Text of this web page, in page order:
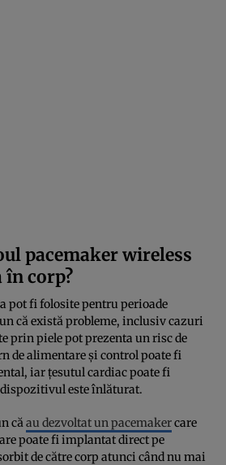
pacemaker wireless
în corp?
pot fi folosite pentru perioade
că există probleme, inclusiv cazuri
prin piele pot prezenta un risc de
de alimentare și control poate fi
iar țesutul cardiac poate fi
este înlăturat.
căau dezvoltat un pacemakercare
poate fi implantat direct pe
de către corp atunci când nu mai